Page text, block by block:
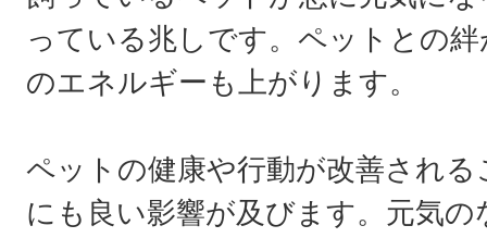
っている兆しです。ペットとの
のエネルギーも上がります。
ペットの健康や行動が改善され
にも良い影響が及びます。元気